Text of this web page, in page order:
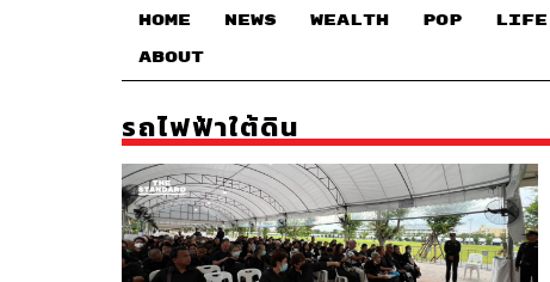
HOME NEWS WEALTH POP LIFE
ABOUT
รถไฟฟ้าใต้ดิน